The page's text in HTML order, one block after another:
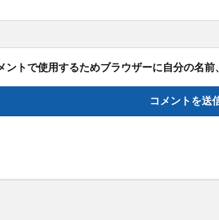
ントで使用するためブラウザーに自分の名前